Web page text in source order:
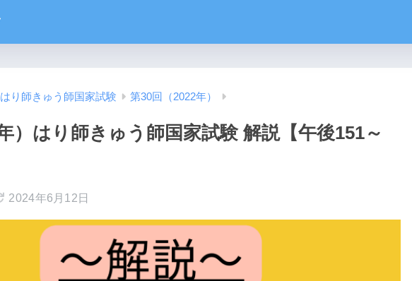
はり師きゅう師国家試験 第30回（2022年）
）はり師きゅう師国家試験 解説【午後151～
2024年6月12日